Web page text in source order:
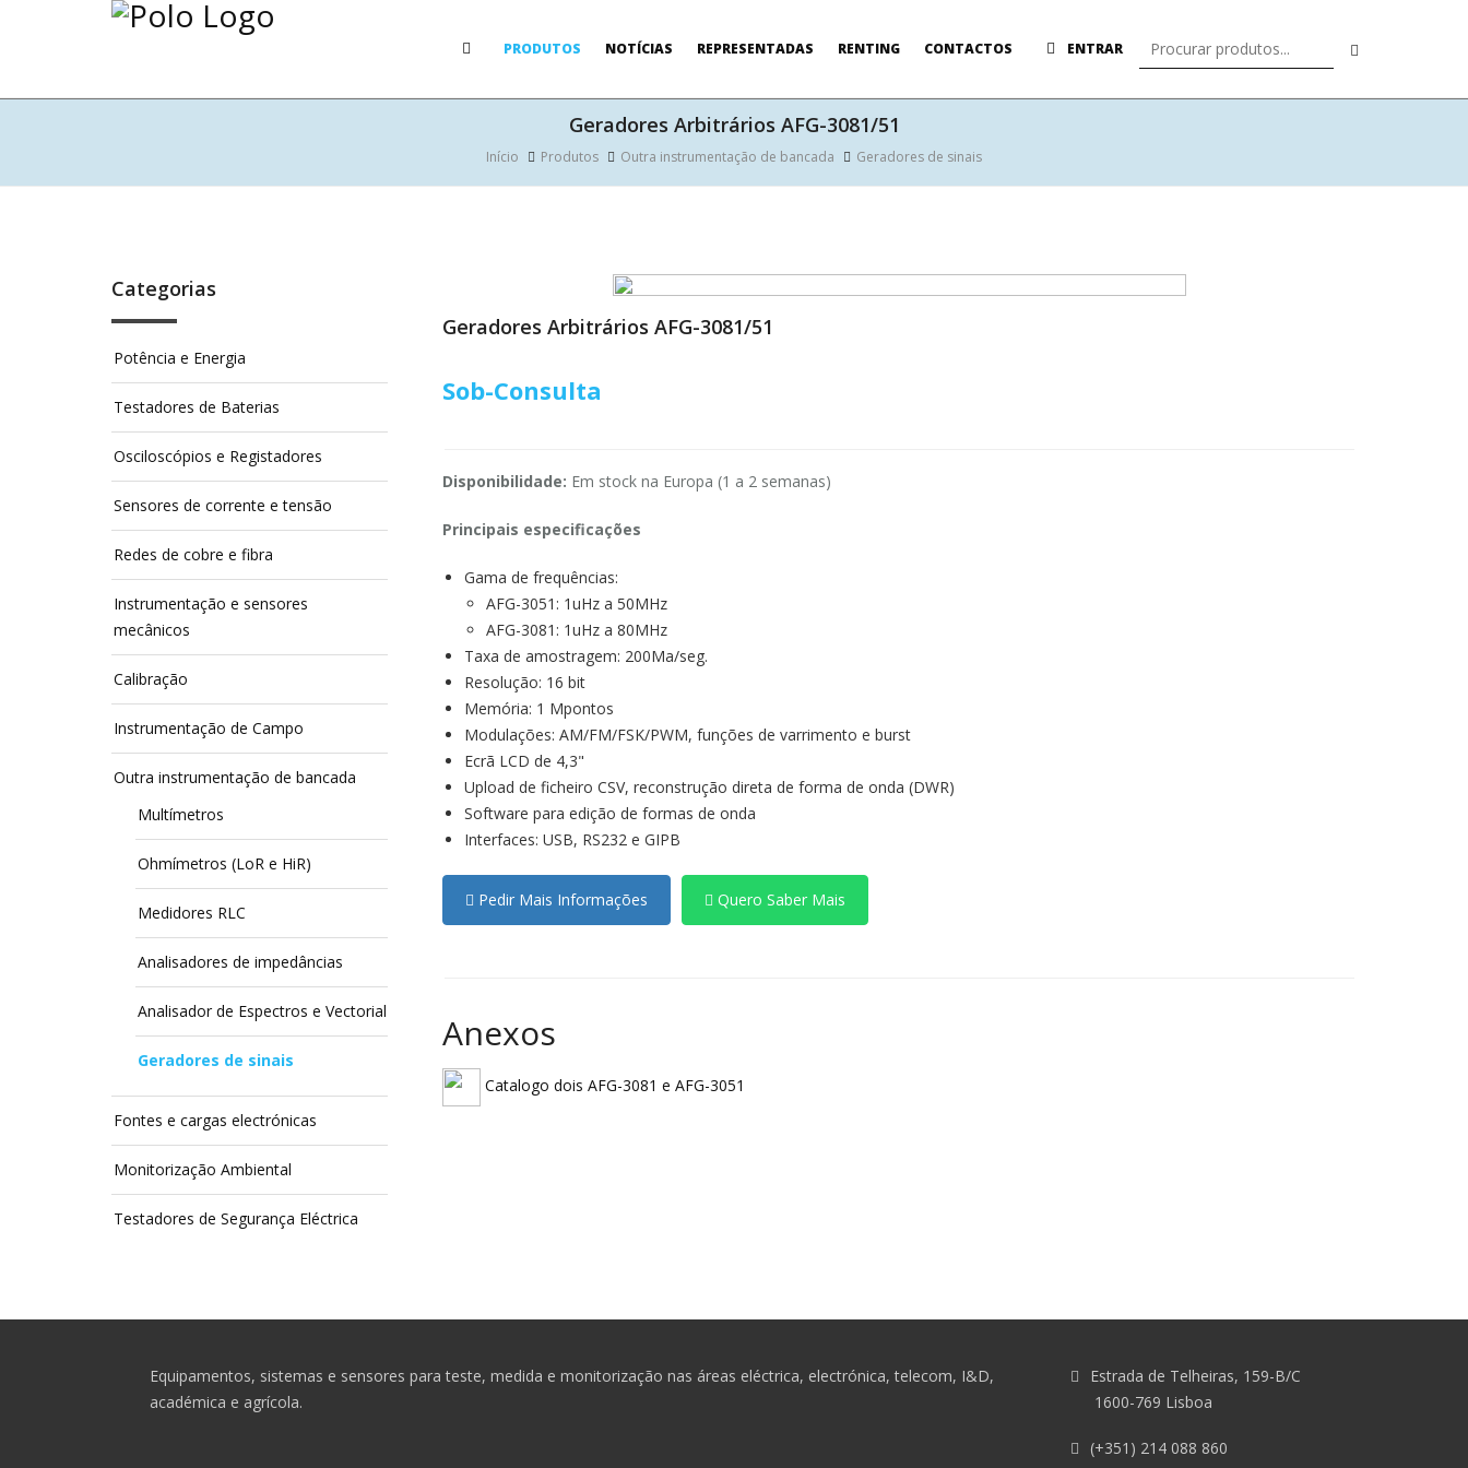
PRODUTOS NOTÍCIAS REPRESENTADAS RENTING CONTACTOS ENTRAR
Geradores Arbitrários AFG-3081/51
Início Produtos Outra instrumentação de bancada Geradores de sinais
Geradores Arbitrários AFG-3081/51
Sob-Consulta
Disponibilidade: Em stock na Europa (1 a 2 semanas)
Principais especificações
Gama de frequências:
AFG-3051: 1uHz a 50MHz
AFG-3081: 1uHz a 80MHz
Taxa de amostragem: 200Ma/seg.
Resolução: 16 bit
Memória: 1 Mpontos
Modulações: AM/FM/FSK/PWM, funções de varrimento e burst
Ecrã LCD de 4,3"
Upload de ficheiro CSV, reconstrução direta de forma de onda (DWR)
Software para edição de formas de onda
Interfaces: USB, RS232 e GIPB
Pedir Mais Informações Quero Saber Mais
Anexos
Catalogo dois AFG-3081 e AFG-3051
Categorias
Potência e Energia
Testadores de Baterias
Osciloscópios e Registadores
Sensores de corrente e tensão
Redes de cobre e fibra
Instrumentação e sensores
mecânicos
Calibração
Instrumentação de Campo
Outra instrumentação de bancada
Multímetros
Ohmímetros (LoR e HiR)
Medidores RLC
Analisadores de impedâncias
Analisador de Espectros e Vectorial
Geradores de sinais
Fontes e cargas electrónicas
Monitorização Ambiental
Testadores de Segurança Eléctrica
Equipamentos, sistemas e sensores para teste, medida e monitorização nas áreas eléctrica, electrónica, telecom, I&D,
académica e agrícola.
Estrada de Telheiras, 159-B/C
1600-769 Lisboa
(+351) 214 088 860